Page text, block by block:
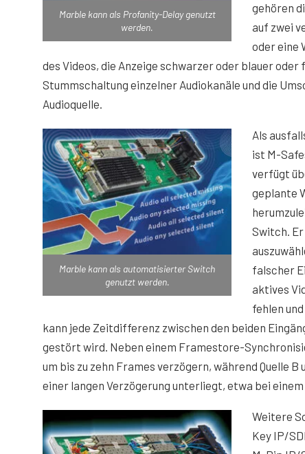
Marble kann als Profanity-Delay genutzt
werden.
gehören
auf zwei
oder eine
des Videos, die Anzeige schwarzer oder blauer
Stummschaltung einzelner Audiokanäle und die
Audioquelle.
Marble kann als automatisierter Switch
genutzt werden.
Als
ist M-
verfügt
geplante
Switch.
falscher
aktives
fehlen
kann jede Zeitdifferenz zwischen den beiden
gestört wird. Neben einem Framestore-
um bis zu zehn Frames verzögern, während Quelle
einer langen Verzögerung unterliegt, etwa bei
Weitere
Key IP/